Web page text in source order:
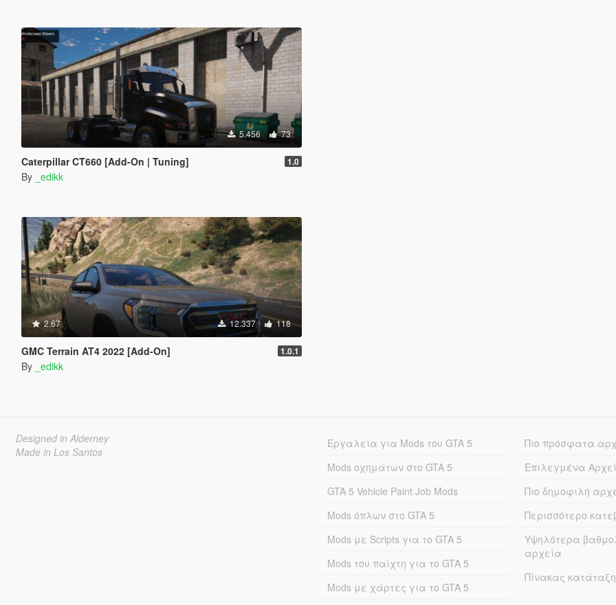
5.456 73
Caterpillar CT660 [Add-On | Tuning] 1.0
By _edikk
2.67 12.337 118
GMC Terrain AT4 2022 [Add-On] 1.0.1
By _edikk
Designed in Alderney
Made in Los Santos
Εργαλεία για Mods του GTA 5
Mods οχημάτων στο GTA 5
GTA 5 Vehicle Paint Job Mods
Mods όπλων στο GTA 5
Mods με Scripts για το GTA 5
Mods του παίχτη για το GTA 5
Mods με χάρτες για το GTA 5
Πιο πρόσφατα
Επιλεγμένα
Πιο δημοφιλή
Περισσότερο
Υψηλότερα
αρχεία
Πίνακας